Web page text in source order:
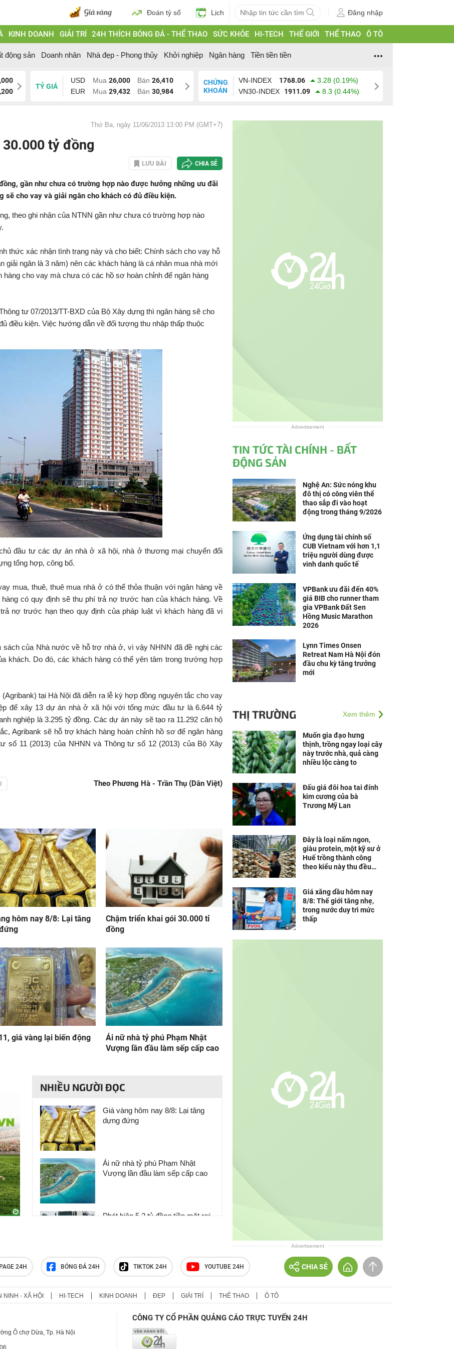
Đoán tỷ số Lịch Đăng nhập
KINH DOANH GIẢI TRÍ 24H THÍCH BÓNG ĐÁ - THỂ THAO SỨC KHỎE HI-TECH THẾ GIỚI THỂ THAO Ô TÔ
động sản Doanh nhân Nhà đẹp - Phong thủy Khởi nghiệp Ngân hàng Tiền tiền tiền
TỶ GIÁ
USD Mua 26,000 Bán 26,410
EUR
Mua 29,432 Bán 30,984
CHỨNG
KHOÁN
VN-INDEX 1768.06
3.28 (0.19%)
VN30-INDEX
1911.09 8.3 (0.44%)
Thứ Ba, ngày 11/06/2013 13:00 PM (GMT+7)
tỷ đồng
LƯU BÀI CHIA SẺ
gần như chưa có trường hợp nào được hưởng những ưu đãi
sẽ cho vay và giải ngân cho khách có đủ điều kiện.
theo ghi nhận của NTNN gần như chưa có trường hợp nào
thức xác nhận tình trạng này và cho biết: Chính sách cho vay hỗ
ngân là 3 năm) nên các khách hàng là cá nhân mua nhà mới
cho vay mà chưa có các hồ sơ hoàn chỉnh để ngân hàng
tư 07/2013/TT-BXD của Bộ Xây dựng thì ngân hàng sẽ cho
điều kiện. Việc hướng dẫn về đối tượng thu nhập thấp thuộc
đầu tư các dự án nhà ở xã hội, nhà ở thương mại chuyển đổi
tổng hợp, công bố.
mua, thuê, thuê mua nhà ở có thể thỏa thuận với ngân hàng về
có quy định sẽ thu phí trả nợ trước hạn của khách hàng. Về
nợ trước hạn theo quy định của pháp luật vì khách hàng đã vi
của Nhà nước về hỗ trợ nhà ở, vì vậy NHNN đã đề nghị các
khách. Do đó, các khách hàng có thể yên tâm trong trường hợp
tại Hà Nội đã diễn ra lễ ký hợp đồng nguyên tắc cho vay
để xây 13 dự án nhà ở xã hội với tổng mức đầu tư là 6.644 tỷ
nghiệp là 3.295 tỷ đồng. Các dự án này sẽ tạo ra 11.292 căn hộ
Agribank sẽ hỗ trợ khách hàng hoàn chỉnh hồ sơ để ngân hàng
số 11 (2013) của NHNN và Thông tư số 12 (2013) của Bộ Xây
Theo Phương Hà - Trần Thụ (Dân Việt)
hôm nay 8/8: Lại tăng
Chậm triển khai gói 30.000 tỉ
đồng
giá vàng lại biến động
Ái nữ nhà tỷ phú Phạm Nhật
Vượng lần đầu làm sếp cấp cao
NHIỀU NGƯỜI ĐỌC
Giá vàng hôm nay 8/8: Lại tăng
dựng đứng
Ái nữ nhà tỷ phú Phạm Nhật
Vượng lần đầu làm sếp cấp cao
Phát hiện 5,2 tỷ đồng tiền mặt rơi
Phát hiện 266 hiện vật vàng trị giá
hơn 26 tỷ đồng dưới sàn nhà, cơ
quan chức năng lập tức phong tỏa
Advertisement
TIN TỨC TÀI CHÍNH - BẤT
ĐỘNG SẢN
Nghệ An: Sức nóng khu
đô thị có công viên thể
thao sắp đi vào hoạt
động trong tháng 9/2026
Ứng dụng tài chính số
CUB Vietnam với hơn 1,1
triệu người dùng được
vinh danh quốc tế
VPBank ưu đãi đến 40%
giá BIB cho runner tham
gia VPBank Đất Sen
Hồng Music Marathon
2026
Lynn Times Onsen
Retreat Nam Hà Nội đón
đầu chu kỳ tăng trưởng
mới
THỊ TRƯỜNG Xem thêm
Muốn gia đạo hưng
thịnh, trồng ngay loại cây
này trước nhà, quả càng
nhiều lộc càng to
Đấu giá đôi hoa tai đính
kim cương của bà
Trương Mỹ Lan
Đây là loại nấm ngon,
giàu protein, một kỹ sư ở
Huế trồng thành công
theo kiểu này thu đều
Giá xăng dầu hôm nay
8/8: Thế giới tăng nhẹ,
trong nước duy trì mức
thấp
Advertisement
24H BÓNG ĐÁ 24H TIKTOK 24H YOUTUBE 24H CHIA SẺ
NINH - XÃ HỘI HI-TECH KINH DOANH ĐẸP GIẢI TRÍ THỂ THAO Ô TÔ
Ô chợ Dừa, Tp. Hà Nội
CÔNG TY CỔ PHẦN QUẢNG CÁO TRỰC TUYẾN 24H